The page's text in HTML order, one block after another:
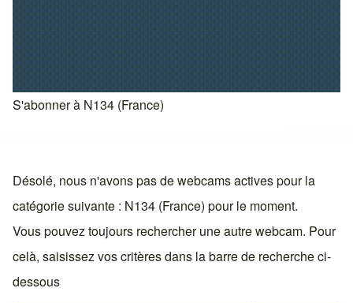
S'abonner à N134 (France)
Désolé, nous n'avons pas de webcams actives pour la
catégorie suivante : N134 (France) pour le moment.
Vous pouvez toujours rechercher une autre webcam. Pour
celà, saisissez vos critères dans la barre de recherche ci-
dessous